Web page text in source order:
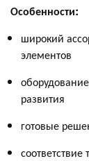
Особенности:
широкий
элементов
развития
готовые